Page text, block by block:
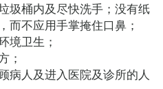
圾桶内及尽快洗手；没有纸
而不应用手掌掩住口鼻；
境卫生；
；
病人及进入医院及诊所的人